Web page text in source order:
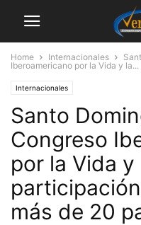
Home Internacionales
Iberoamericano por la Vida y la...
Internacionales
Santo
Congreso
por la Vida
más de 20